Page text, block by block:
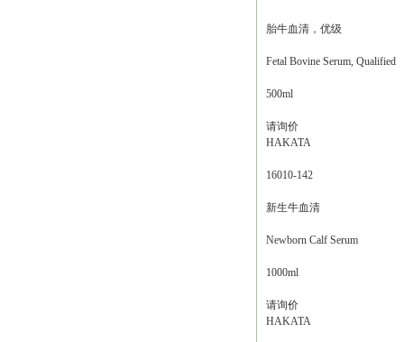
胎牛血清，优级
Fetal Bovine Serum, Qualified
500ml
请询价
HAKATA
16010-142
新生牛血清
Newborn Calf Serum
1000ml
请询价
HAKATA